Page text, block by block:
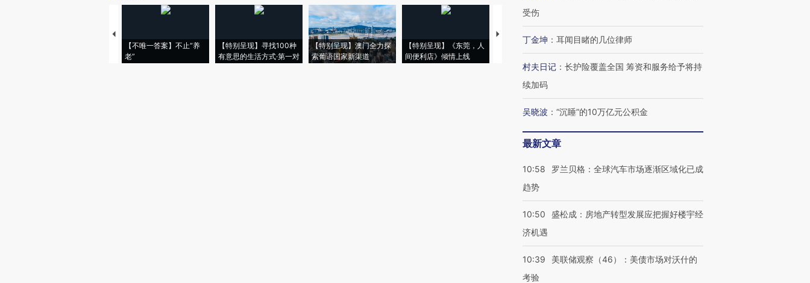
【不唯一答案】不止“养
老”
【特别呈现】寻找100种
有意思的生活方式·第一对
【特别呈现】澳门全力探
索葡语国家新渠道
【特别呈现】《东莞，人
间便利店》倾情上线
【推广】走进第四届链博
会，让数智科技“链”接产
【特别呈现】寻找100种
有意思的生活方式·第三对
住三大增长引擎是什么？
受伤
丁金坤 ： 耳闻目睹的几位律师
村夫日记 ： 长护险覆盖全国 筹资和服务给予将持
续加码
吴晓波 ： “沉睡”的10万亿元公积金
最新文章
10:58
罗兰贝格：全球汽车市场逐渐区域化已成
趋势
10:50
盛松成：房地产转型发展应把握好楼宇经
济机遇
10:39
美联储观察（46）：美债市场对沃什的
考验